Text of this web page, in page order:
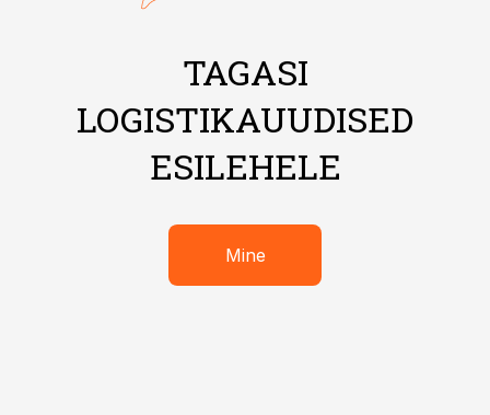
TAGASI
LOGISTIKAUUDISED
ESILEHELE
Mine